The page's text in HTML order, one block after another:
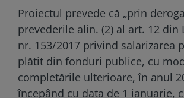
Proiectul prevede că „prin
prevederile alin. (2) al art. 12 din
nr. 153/2017 privind salarizarea
plătit din fonduri publice, cu
completările ulterioare, în anul
începând cu data de 1 ianuarie,